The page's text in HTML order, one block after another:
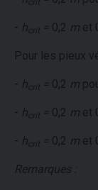
crit
- h crit 0,2 m et
Pour les pieux
- h crit 0,2 m
- h crit 0,2 m et
- h crit 0,2 m et
Remarques :